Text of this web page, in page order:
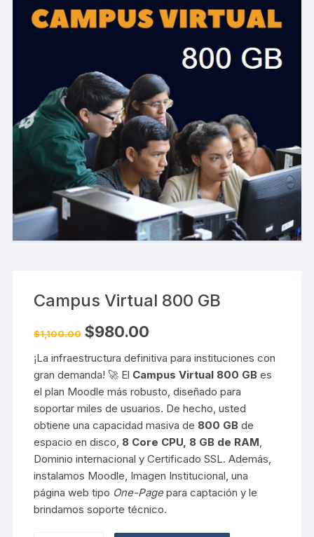
Campus Virtual 800 GB
$1,100.00 El
precio
era:
$1,100.00.
$980.00
es:
$980.00.
¡La infraestructura definitiva para instituciones con
gran demanda! 🚀 El Campus Virtual 800 GB es
el plan Moodle más robusto, diseñado para
soportar miles de usuarios. De hecho, usted
obtiene una capacidad masiva de 800 GB de
espacio en disco, 8 Core CPU, 8 GB de RAM,
Dominio internacional y Certificado SSL. Además,
instalamos Moodle, Imagen Institucional, una
página web tipo One-Pagepara captación y le
brindamos soporte técnico.